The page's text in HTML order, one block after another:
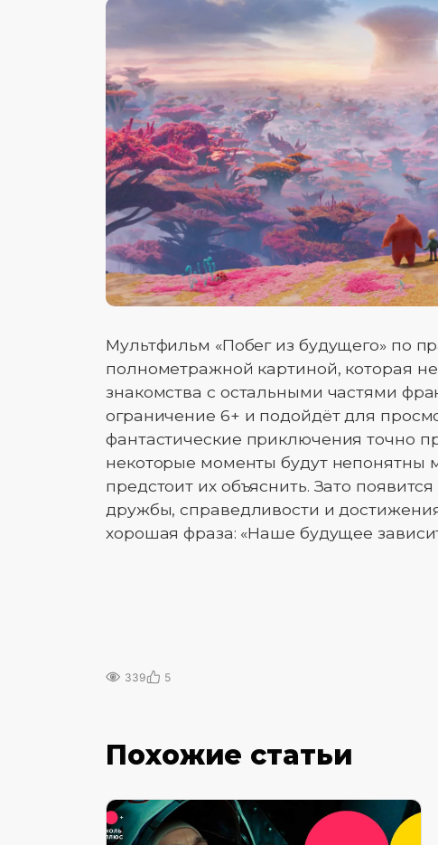
Мультфильм «Побег из будущего» по
полнометражной картиной, которая
знакомства с остальными частями
ограничение 6+ и подойдёт для
фантастические приключения точно
некоторые моменты будут непонятны
предстоит их объяснить. Зато
дружбы, справедливости и
хорошая фраза: «Наше будущее
339 5
Похожие статьи